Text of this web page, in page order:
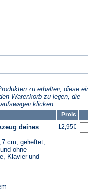
zu erhalten, diese
Warenkorb zu legen, die
klicken.
Preis
deines
cm, geheftet,
ohne
Klavier und
12,95€